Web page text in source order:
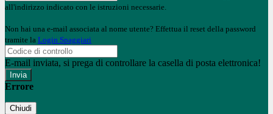
all'indirizzo indicato con le istruzioni necessarie.
Non hai una e-mail associata al nome utente? Effettua il reset della password
tramite la Login Spaggiari
E-mail inviata, si prega di controllare la casella di posta elettronica!
Errore
Chiudi